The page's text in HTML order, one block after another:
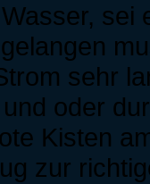
sehr
oder
Kisten
zur